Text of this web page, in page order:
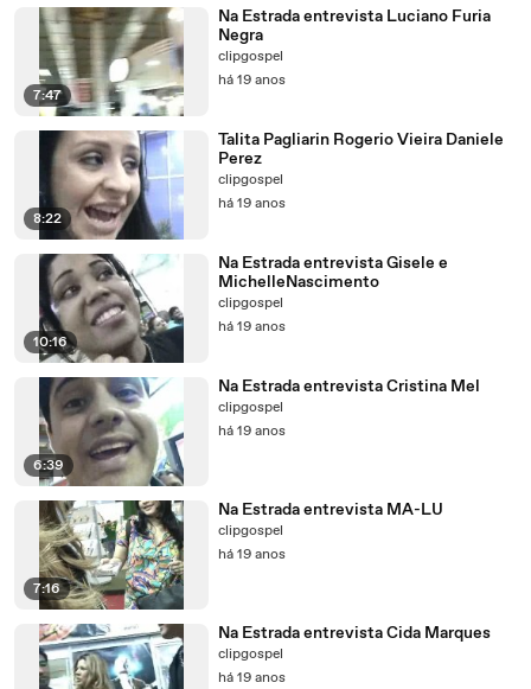
7:47
Na Estrada entrevista Luciano Furia
Negra
clipgospel
há 19 anos
8:22
Talita Pagliarin Rogerio Vieira Daniele
Perez
clipgospel
há 19 anos
10:16
Na Estrada entrevista Gisele e
MichelleNascimento
clipgospel
há 19 anos
6:39
Na Estrada entrevista Cristina Mel
clipgospel
há 19 anos
7:16
Na Estrada entrevista MA-LU
clipgospel
há 19 anos
Na Estrada entrevista Cida Marques
clipgospel
há 19 anos